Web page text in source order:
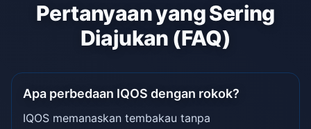
Pertanyaan yang Sering
Diajukan (FAQ)
Apa perbedaan IQOS dengan rokok?
IQOS memanaskan tembakau tanpa